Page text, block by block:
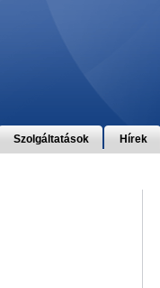
Szolgáltatások Hírek